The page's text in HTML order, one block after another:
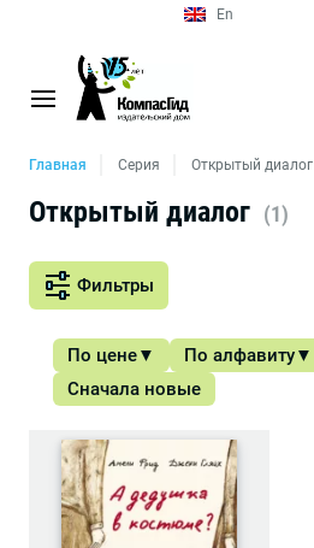
Главная Серия Открытый диалог
Открытый диалог (1)
Фильтры
По цене
По алфавиту
Сначала новые
En